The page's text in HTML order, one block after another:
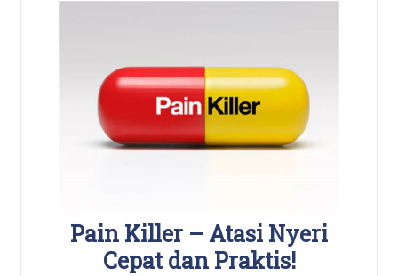
Pain Killer – Atasi Nyeri
Cepat dan Praktis!